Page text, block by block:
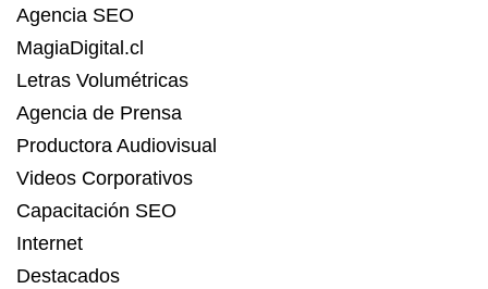
Agencia SEO
MagiaDigital.cl
Letras Volumétricas
Agencia de Prensa
Productora Audiovisual
Videos Corporativos
Capacitación SEO
Internet
Destacados